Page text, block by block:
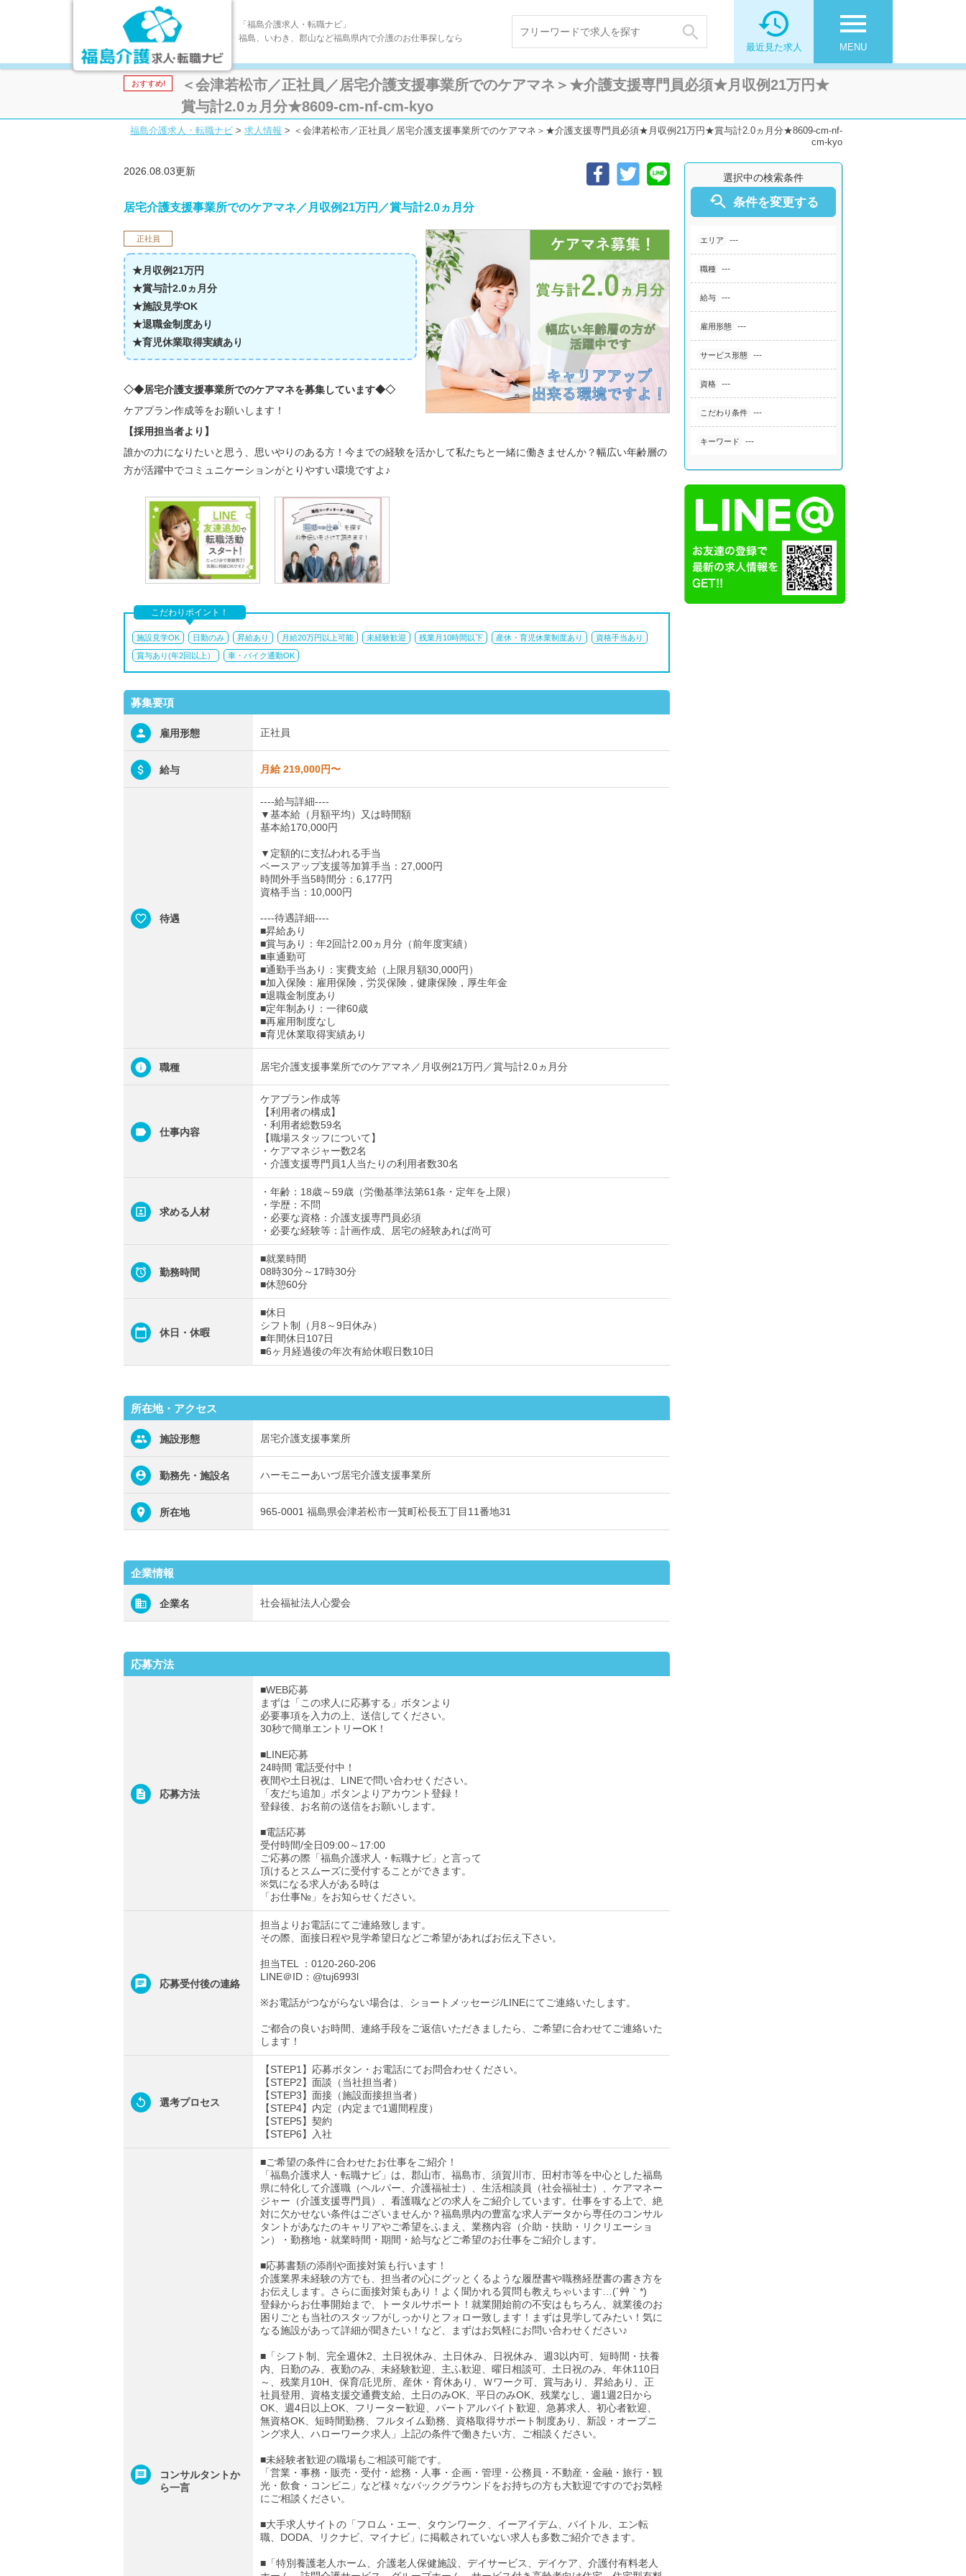
「福島介護求人・転職ナビ」
福島、いわき、郡山など福島県内で介護のお仕事探しなら
 menu
MENU

最近見た求人
おすすめ!
＜会津若松市／正社員／居宅介護支援事業所でのケアマネ＞★介護支援専門員必須★月収例21万円★
賞与計2.0ヵ月分★8609-cm-nf-cm-kyo
福島介護求人・転職ナビ > 求人情報 > ＜会津若松市／正社員／居宅介護支援事業所でのケアマネ＞★介護支援専門員必須★月収例21万円★賞与計2.0ヵ月分★8609-cm-nf-
cm-kyo
選択中の検索条件
 条件を変更する
エリア ---
職種 ---
給与 ---
雇用形態 ---
サービス形態 ---
資格 ---
こだわり条件 ---
キーワード ---
2026.08.03更新
居宅介護支援事業所でのケアマネ／月収例21万円／賞与計2.0ヵ月分
正社員
★月収例21万円
★賞与計2.0ヵ月分
★施設見学OK
★退職金制度あり
★育児休業取得実績あり
◇◆居宅介護支援事業所でのケアマネを募集しています◆◇
ケアプラン作成等をお願いします！
【採用担当者より】
誰かの力になりたいと思う、思いやりのある方！今までの経験を活かして私たちと一緒に働きませんか？幅広い年齢層の
方が活躍中でコミュニケーションがとりやすい環境ですよ♪
こだわりポイント！
施設見学OK 日勤のみ 昇給あり 月給20万円以上可能 未経験歓迎 残業月10時間以下 産休・育児休業制度あり 資格手当あり
賞与あり(年2回以上） 車・バイク通勤OK
募集要項
雇用形態 正社員
給与 月給 219,000円〜
待遇
----給与詳細----
▼基本給（月額平均）又は時間額
基本給170,000円
▼定額的に支払われる手当
ベースアップ支援等加算手当：27,000円
時間外手当5時間分：6,177円
資格手当：10,000円
----待遇詳細----
■昇給あり
■賞与あり：年2回計2.00ヵ月分（前年度実績）
■車通勤可
■通勤手当あり：実費支給（上限月額30,000円）
■加入保険：雇用保険，労災保険，健康保険，厚生年金
■退職金制度あり
■定年制あり：一律60歳
■再雇用制度なし
■育児休業取得実績あり
職種 居宅介護支援事業所でのケアマネ／月収例21万円／賞与計2.0ヵ月分
仕事内容
ケアプラン作成等
【利用者の構成】
・利用者総数59名
【職場スタッフについて】
・ケアマネジャー数2名
・介護支援専門員1人当たりの利用者数30名
求める人材
・年齢：18歳～59歳（労働基準法第61条・定年を上限）
・学歴：不問
・必要な資格：介護支援専門員必須
・必要な経験等：計画作成、居宅の経験あれば尚可
勤務時間
■就業時間
08時30分～17時30分
■休憩60分
休日・休暇
■休日
シフト制（月8～9日休み）
■年間休日107日
■6ヶ月経過後の年次有給休暇日数10日
所在地・アクセス
施設形態 居宅介護支援事業所
勤務先・施設名 ハーモニーあいづ居宅介護支援事業所
所在地 965-0001 福島県会津若松市一箕町松長五丁目11番地31
企業情報
企業名 社会福祉法人心愛会
応募方法
応募方法
■WEB応募
まずは「この求人に応募する」ボタンより
必要事項を入力の上、送信してください。
30秒で簡単エントリーOK！
■LINE応募
24時間 電話受付中！
夜間や土日祝は、LINEで問い合わせください。
「友だち追加」ボタンよりアカウント登録！
登録後、お名前の送信をお願いします。
■電話応募
受付時間/全日09:00～17:00
ご応募の際「福島介護求人・転職ナビ」と言って
頂けるとスムーズに受付することができます。
※気になる求人がある時は
「お仕事№」をお知らせください。
応募受付後の連絡
担当よりお電話にてご連絡致します。
その際、面接日程や見学希望日などご希望があればお伝え下さい。
担当TEL ：0120-260-206
LINE＠ID：@tuj6993l
※お電話がつながらない場合は、ショートメッセージ/LINEにてご連絡いたします。
ご都合の良いお時間、連絡手段をご返信いただきましたら、ご希望に合わせてご連絡いた
します！
選考プロセス
【STEP1】応募ボタン・お電話にてお問合わせください。
【STEP2】面談（当社担当者）
【STEP3】面接（施設面接担当者）
【STEP4】内定（内定まで1週間程度）
【STEP5】契約
【STEP6】入社
コンサルタントか
ら一言
■ご希望の条件に合わせたお仕事をご紹介！
「福島介護求人・転職ナビ」は、郡山市、福島市、須賀川市、田村市等を中心とした福島
県に特化して介護職（ヘルパー、介護福祉士）、生活相談員（社会福祉士）、ケアマネー
ジャー（介護支援専門員）、看護職などの求人をご紹介しています。仕事をする上で、絶
対に欠かせない条件はございませんか？福島県内の豊富な求人データから専任のコンサル
タントがあなたのキャリアやご希望をふまえ、業務内容（介助・扶助・リクリエーショ
ン）・勤務地・就業時間・期間・給与などご希望のお仕事をご紹介します。
■応募書類の添削や面接対策も行います！
介護業界未経験の方でも、担当者の心にグッとくるような履歴書や職務経歴書の書き方を
お伝えします。さらに面接対策もあり！よく聞かれる質問も教えちゃいます…(´艸｀*)
登録からお仕事開始まで、トータルサポート！就業開始前の不安はもちろん、就業後のお
困りごとも当社のスタッフがしっかりとフォロー致します！まずは見学してみたい！気に
なる施設があって詳細が聞きたい！など、まずはお気軽にお問い合わせください♪
■「シフト制、完全週休2、土日祝休み、土日休み、日祝休み、週3以内可、短時間・扶養
内、日勤のみ、夜勤のみ、未経験歓迎、主ふ歓迎、曜日相談可、土日祝のみ、年休110日
～、残業月10H、保育/託児所、産休・育休あり、Ｗワーク可、賞与あり、昇給あり、正
社員登用、資格支援交通費支給、土日のみOK、平日のみOK、残業なし、週1週2日から
OK、週4日以上OK、フリーター歓迎、パートアルバイト歓迎、急募求人、初心者歓迎、
無資格OK、短時間勤務、フルタイム勤務、資格取得サポート制度あり、新設・オープニ
ング求人、ハローワーク求人」上記の条件で働きたい方、ご相談ください。
■未経験者歓迎の職場もご相談可能です。
「営業・事務・販売・受付・総務・人事・企画・管理・公務員・不動産・金融・旅行・観
光・飲食・コンビニ」など様々なバックグラウンドをお持ちの方も大歓迎ですのでお気軽
にご相談ください。
■大手求人サイトの「フロム・エー、タウンワーク、イーアイデム、バイトル、エン転
職、DODA、リクナビ、マイナビ」に掲載されていない求人も多数ご紹介できます。
■「特別養護老人ホーム、介護老人保健施設、デイサービス、デイケア、介護付有料老人